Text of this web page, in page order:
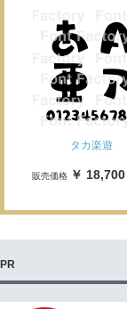
タカ楽遊
販売価格 ￥ 18,700
PR